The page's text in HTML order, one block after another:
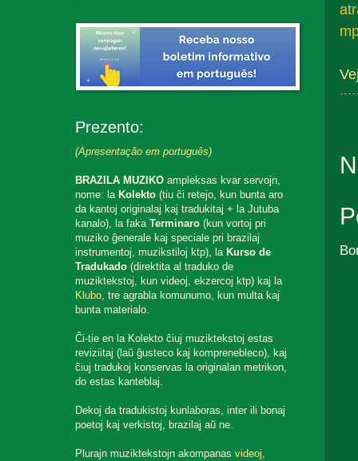
Prezento:
(Apresentação em português)
BRAZILA MUZIKO ampleksas kvar servojn,
nome: la Kolekto (tiu ĉi retejo, kun bunta aro
da kantoj originalaj kaj tradukitaj + la Jutuba
kanalo), la fakaTerminaro (kun vortoj pri
muziko ĝenerale kaj speciale pri brazilaj
instrumentoj, muzikstiloj ktp), la Kurso de
Tradukado (direktita al traduko de
muziktekstoj, kun videoj, ekzercoj ktp) kaj la
Klubo, tre agrabla komunumo, kun multa kaj
bunta materialo.
Ĉi-tie en la Kolekto ĉiuj muziktekstoj estas
reviziitaj (laŭ ĝusteco kaj komprenebleco), kaj
ĉiuj tradukoj konservas la originalan metrikon,
do estas kanteblaj.
Dekoj da tradukistoj kunlaboras, inter ili bonaj
poetoj kaj verkistoj, brazilaj aŭ ne.
Plurajn muziktekstojn akompanasvideoj,